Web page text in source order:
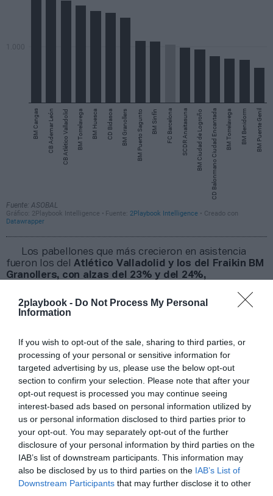
2playbook - Do Not Process My Personal
Information
If you wish to opt-out of the sale, sharing to third parties, or
processing of your personal or sensitive information for
targeted advertising by us, please use the below opt-out
section to confirm your selection. Please note that after your
opt-out request is processed you may continue seeing
interest-based ads based on personal information utilized by
us or personal information disclosed to third parties prior to
your opt-out. You may separately opt-out of the further
disclosure of your personal information by third parties on the
IAB’s list of downstream participants. This information may
also be disclosed by us to third parties on the IAB’s List of
Downstream Participants that may further disclose it to other
Los pabellones que más crecieron en asistencia
fueron los delAtlético Valladolid y los del Fraikin BM
Granollers, con alzas del 23% y del 24%,
barcelonés en el Palau d’Esports de Granollers dio cita
a 3.500 espectadores.
Abanca Ademar León (-26%), impactado por jugar
parte de la temporada en Astorga; el Rebi Balonmano
Cuenca (-6%), y el Ángel Ximénez Puente Genil (-12%).
Sobre 2Playbook Intelligence
2Playbook Intelligencees la unidad de datos e
inteligencia de mercado de 2Playbook, cuya plataforma
de datos monitoriza la asistencia y venta de entradas
de más de 200 ligas y torneos masculinos y femeninos
en España, 100 festivales de música y eventos de
entretenimiento, y otras 100 carreras populares de